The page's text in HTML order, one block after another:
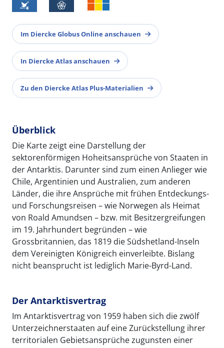
Im Diercke Globus Online anschauen
In Diercke Atlas anschauen
Zu den Diercke Atlas Plus-Materialien
Überblick
Die Karte zeigt eine Darstellung der
sektorenförmigen Hoheitsansprüche von Staaten in
der Antarktis. Darunter sind zum einen Anlieger wie
Chile, Argentinien und Australien, zum anderen
Länder, die ihre Ansprüche mit frühen Entdeckungs-
und Forschungsreisen – wie Norwegen als Heimat
von Roald Amundsen – bzw. mit Besitzergreifungen
im 19. Jahrhundert begründen – wie
Grossbritannien, das 1819 die Südshetland-Inseln
dem Vereinigten Königreich einverleibte. Bislang
nicht beansprucht ist lediglich Marie-Byrd-Land.
Der Antarktisvertrag
Im Antarktisvertrag von 1959 haben sich die zwölf
Unterzeichnerstaaten auf eine Zurückstellung ihrer
territorialen Gebietsansprüche zugunsten einer